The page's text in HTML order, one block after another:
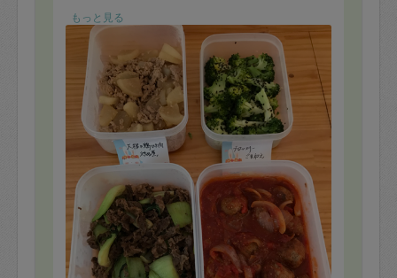
飽きのこない安定、安心の美味しさです(^^)
今日も感謝です！いつもありがとうございます。
もっと見る